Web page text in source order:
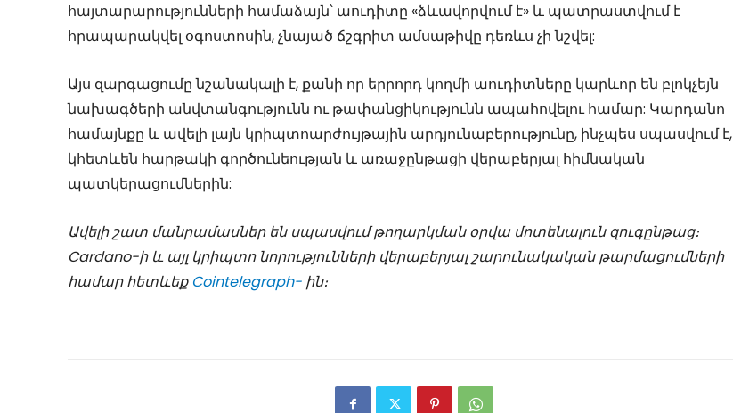
հայտարարությունների համաձայն՝ աուդիտը «ձևավորվում է» և պատրաստվում է
հրապարակվել օգոստոսին, չնայած ճշգրիտ ամսաթիվը դեռևս չի նշվել:
Այս զարգացումը նշանակալի է, քանի որ երրորդ կողմի աուդիտները կարևոր են բլոկչեյն
նախագծերի անվտանգությունն ու թափանցիկությունն ապահովելու համար: Կարդանո
համայնքը և ավելի լայն կրիպտոարժույթային արդյունաբերությունը, ինչպես սպասվում է,
կհետևեն հարթակի գործունեության և առաջընթացի վերաբերյալ հիմնական
պատկերացումներին:
Ավելի շատ մանրամասներ են սպասվում թողարկման օրվա մոտենալուն զուգընթաց։
Cardano-ի և այլ կրիպտո նորությունների վերաբերյալ շարունակական թարմացումների
համար հետևեք Cointelegraph- ին։